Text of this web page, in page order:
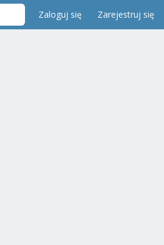
Zaloguj się Zarejestruj się